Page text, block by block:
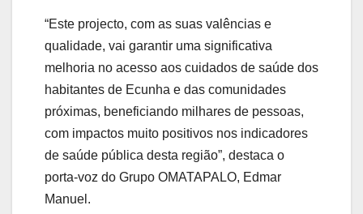
“Este projecto, com as suas valências e
qualidade, vai garantir uma significativa
melhoria no acesso aos cuidados de saúde dos
habitantes de Ecunha e das comunidades
próximas, beneficiando milhares de pessoas,
com impactos muito positivos nos indicadores
de saúde pública desta região”, destaca o
porta-voz do Grupo OMATAPALO, Edmar
Manuel.